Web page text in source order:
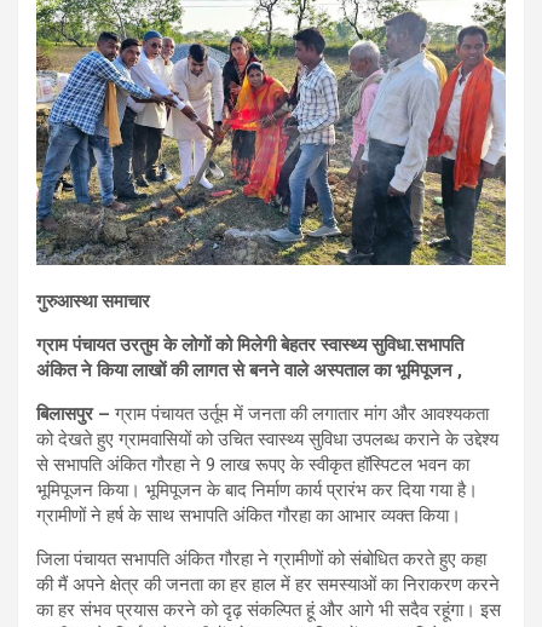
गुरुआस्था समाचार
ग्राम पंचायत उरतुम के लोगों को मिलेगी बेहतर स्वास्थ्य सुविधा.सभापति
अंकित ने किया लाखों की लागत से बनने वाले अस्पताल का भूमिपूजन ,
बिलासपुर – ग्राम पंचायत उर्तूम में जनता की लगातार मांग और आवश्यकता
को देखते हुए ग्रामवासियों को उचित स्वास्थ्य सुविधा उपलब्ध कराने के उद्देश्य
से सभापति अंकित गौरहा ने 9 लाख रूपए के स्वीकृत हॉस्पिटल भवन का
भूमिपूजन किया। भूमिपूजन के बाद निर्माण कार्य प्रारंभ कर दिया गया है।
ग्रामीणों ने हर्ष के साथ सभापति अंकित गौरहा का आभार व्यक्त किया।
जिला पंचायत सभापति अंकित गौरहा ने ग्रामीणों को संबोधित करते हुए कहा
की मैं अपने क्षेत्र की जनता का हर हाल में हर समस्याओं का निराकरण करने
का हर संभव प्रयास करने को दृढ़ संकल्पित हूं और आगे भी सदैव रहूंगा। इस